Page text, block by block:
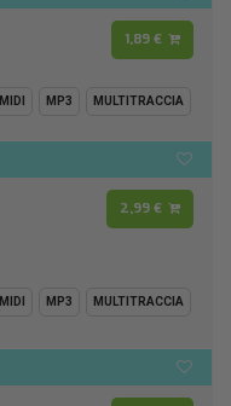
1,89 €
MIDI MP3 MULTITRACCIA
2,99 €
MIDI MP3 MULTITRACCIA